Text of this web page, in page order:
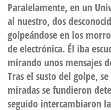
Paralelamente, en un
al nuestro, dos
golpeándose en los
de electrónica. Él iba
mirando unos mensajes
Tras el susto del golpe,
miradas se fundieron
seguido intercambiaron